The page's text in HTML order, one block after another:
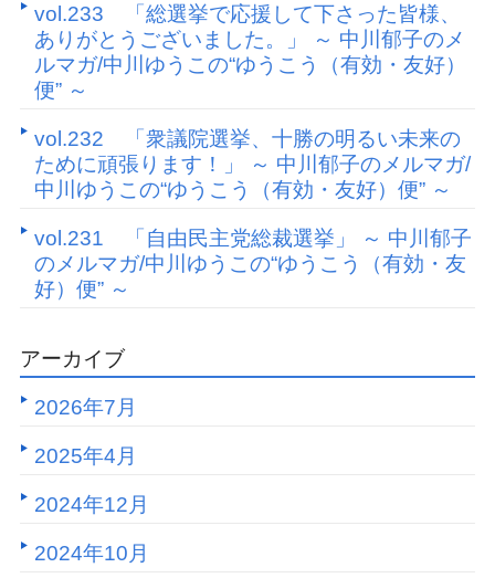
vol.233 「総選挙で応援して下さった皆様、
ありがとうございました。」 ～ 中川郁子のメ
ルマガ/中川ゆうこの“ゆうこう（有効・友好）
便” ～
vol.232 「衆議院選挙、十勝の明るい未来の
ために頑張ります！」 ～ 中川郁子のメルマガ/
中川ゆうこの“ゆうこう（有効・友好）便” ～
vol.231 「自由民主党総裁選挙」 ～ 中川郁子
のメルマガ/中川ゆうこの“ゆうこう（有効・友
好）便” ～
アーカイブ
2026年7月
2025年4月
2024年12月
2024年10月